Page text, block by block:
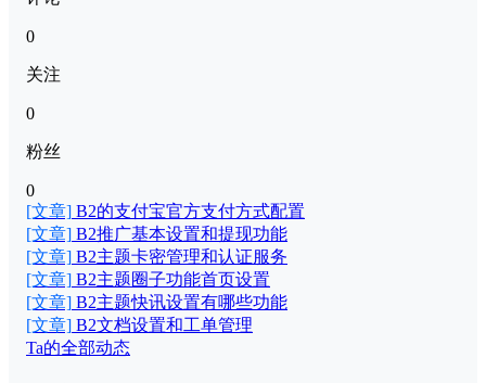
0
关注
0
粉丝
0
[文章] B2的支付宝官方支付方式配置
[文章] B2推广基本设置和提现功能
[文章] B2主题卡密管理和认证服务
[文章] B2主题圈子功能首页设置
[文章] B2主题快讯设置有哪些功能
[文章] B2文档设置和工单管理
Ta的全部动态